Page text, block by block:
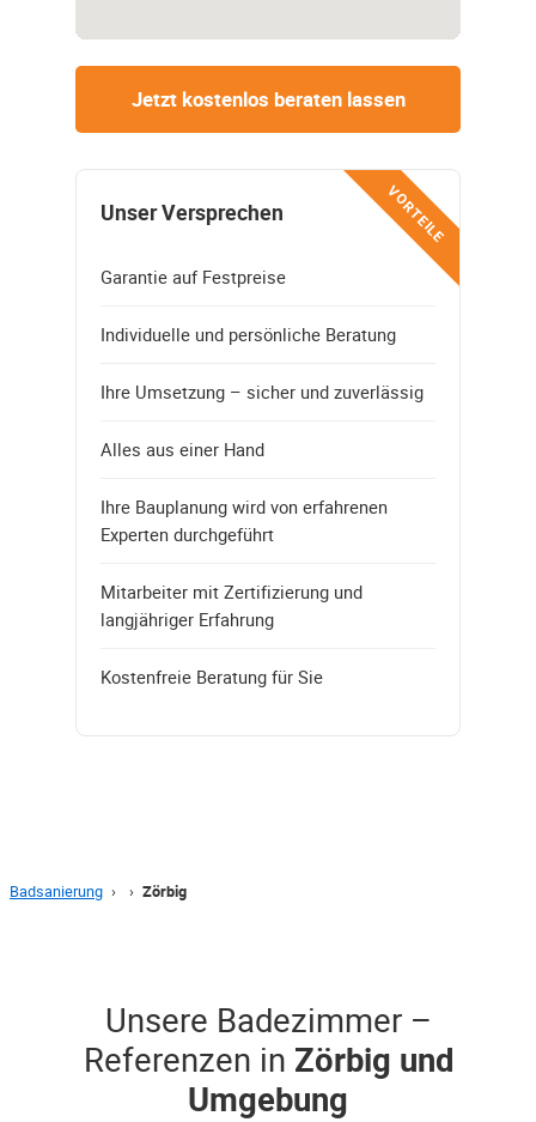
Jetzt kostenlos beraten lassen
VORTEILE
Unser Versprechen
Garantie auf Festpreise
Individuelle und persönliche Beratung
Ihre Umsetzung – sicher und zuverlässig
Alles aus einer Hand
Ihre Bauplanung wird von erfahrenen
Experten durchgeführt
Mitarbeiter mit Zertifizierung und
langjähriger Erfahrung
Kostenfreie Beratung für Sie
Badsanierung › › Zörbig
Unsere Badezimmer –
Referenzen in Zörbig und
Umgebung